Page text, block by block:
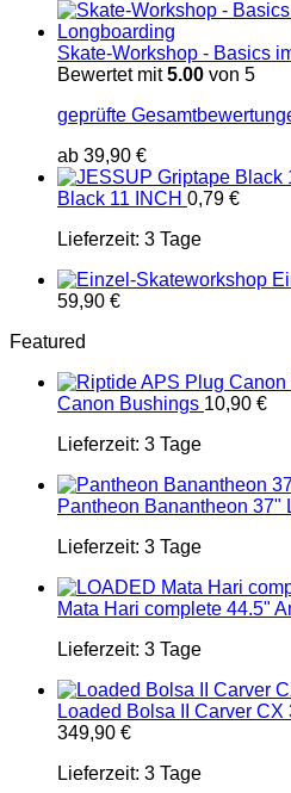
Skate-Workshop - Basics
Bewertet mit5.00 von 5
geprüfte
ab 39,90 €
Black 11 INCH 0,79 €
Lieferzeit: 3 Tage
59,90 €
Featured
Canon Bushings 10,90 €
Lieferzeit: 3 Tage
Pantheon Banantheon 37"
Lieferzeit: 3 Tage
Mata Hari complete 44.5"
Lieferzeit: 3 Tage
Loaded Bolsa II Carver
349,90 €
Lieferzeit: 3 Tage